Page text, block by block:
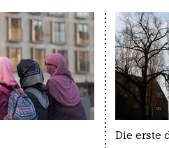
Die erste